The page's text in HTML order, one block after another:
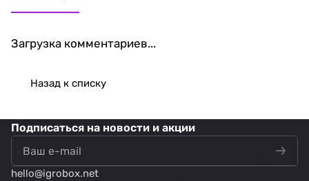
Загрузка комментариев...
Назад к списку
Подписаться на новости и акции
hello@igrobox.net